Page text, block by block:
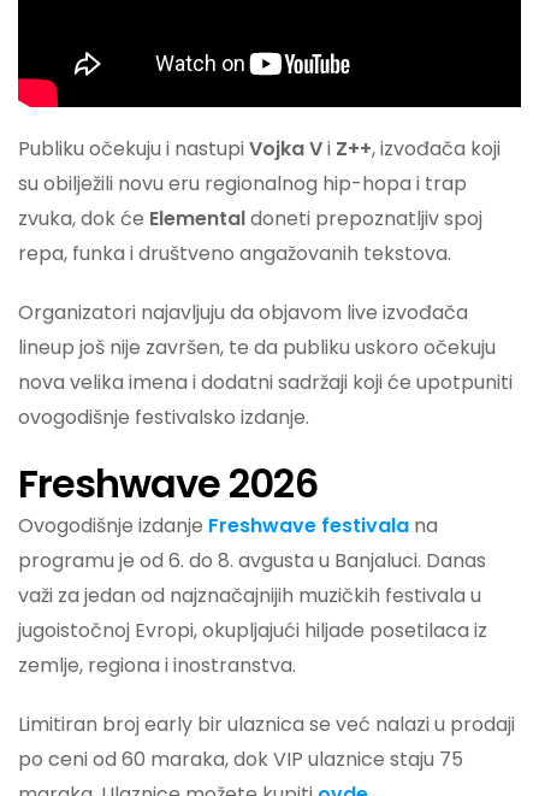
Publiku očekuju i nastupiVojka Vi Z++, izvođača koji
su obilježili novu eru regionalnog hip-hopa i trap
zvuka, dok će Elementaldoneti prepoznatljiv spoj
repa, funka i društveno angažovanih tekstova.
Organizatori najavljuju da objavom live izvođača
lineup još nije završen, te da publiku uskoro očekuju
nova velika imena i dodatni sadržaji koji će upotpuniti
ovogodišnje festivalsko izdanje.
Freshwave 2026
Ovogodišnje izdanje Freshwave festivala na
programu je od 6. do 8. avgusta u Banjaluci. Danas
važi za jedan od najznačajnijih muzičkih festivala u
jugoistočnoj Evropi, okupljajući hiljade posetilaca iz
zemlje, regiona i inostranstva.
Limitiran broj early bir ulaznica se već nalazi u prodaji
po ceni od 60 maraka, dok VIP ulaznice staju 75